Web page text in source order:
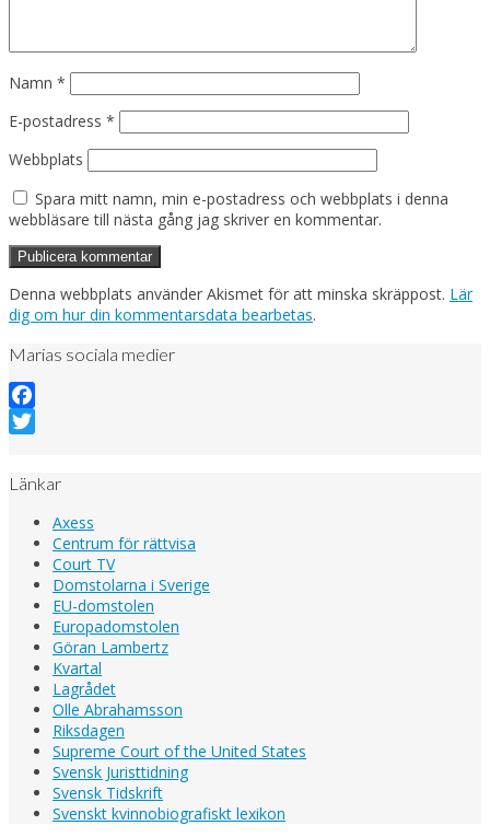
Namn *
E-postadress *
Webbplats
Spara mitt namn, min e-postadress och webbplats i denna
webbläsare till nästa gång jag skriver en kommentar.
Denna webbplats använder Akismet för att minska skräppost. Lär
dig om hur din kommentarsdata bearbetas.
Marias sociala medier
Facebook
Länkar
Axess
Centrum för rättvisa
Court TV
Domstolarna i Sverige
EU-domstolen
Europadomstolen
Göran Lambertz
Kvartal
Lagrådet
Olle Abrahamsson
Riksdagen
Supreme Court of the United States
Svensk Juristtidning
Svensk Tidskrift
Svenskt kvinnobiografiskt lexikon